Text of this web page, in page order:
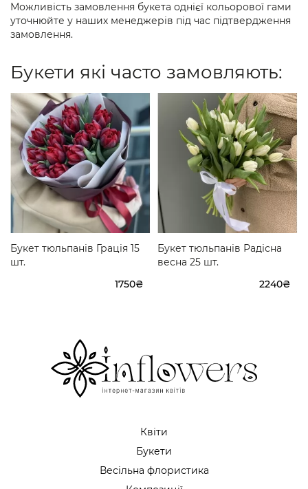
Можливість замовлення букета однієї кольорової гами
уточнюйте у наших менеджерів під час підтвердження
замовлення.
Букети які часто замовляють:
Букет тюльпанів Грація 15
шт.
1750₴
Букет тюльпанів Радісна
весна 25 шт.
2240₴
Квіти
Букети
Весільна флористика